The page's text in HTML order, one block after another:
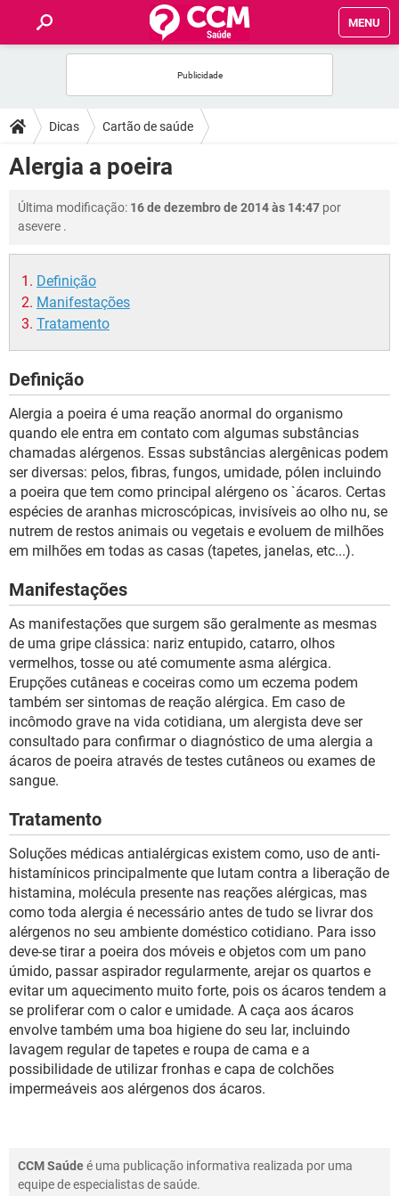
MENU
FÓRUM
SAÚDE
FAMÍLIA
NUTRIÇÃO
BEM-ESTAR
GLOSSÁRIO
Dicas Cartão de saúde
Alergia a poeira
Última modificação: 16 de dezembro de 2014 às 14:47 por
asevere .
Definição
Manifestações
Tratamento
Definição
Alergia a poeira é uma reação anormal do organismo
quando ele entra em contato com algumas substâncias
chamadas alérgenos. Essas substâncias alergênicas podem
ser diversas: pelos, fibras, fungos, umidade, pólen incluindo
a poeira que tem como principal alérgeno os `ácaros. Certas
espécies de aranhas microscópicas, invisíveis ao olho nu, se
nutrem de restos animais ou vegetais e evoluem de milhões
em milhões em todas as casas (tapetes, janelas, etc...).
Manifestações
As manifestações que surgem são geralmente as mesmas
de uma gripe clássica: nariz entupido, catarro, olhos
vermelhos, tosse ou até comumente asma alérgica.
Erupções cutâneas e coceiras como um eczema podem
também ser sintomas de reação alérgica. Em caso de
incômodo grave na vida cotidiana, um alergista deve ser
consultado para confirmar o diagnóstico de uma alergia a
ácaros de poeira através de testes cutâneos ou exames de
sangue.
Tratamento
Soluções médicas antialérgicas existem como, uso de anti-
histamínicos principalmente que lutam contra a liberação de
histamina, molécula presente nas reações alérgicas, mas
como toda alergia é necessário antes de tudo se livrar dos
alérgenos no seu ambiente doméstico cotidiano. Para isso
deve-se tirar a poeira dos móveis e objetos com um pano
úmido, passar aspirador regularmente, arejar os quartos e
evitar um aquecimento muito forte, pois os ácaros tendem a
se proliferar com o calor e umidade. A caça aos ácaros
envolve também uma boa higiene do seu lar, incluindo
lavagem regular de tapetes e roupa de cama e a
possibilidade de utilizar fronhas e capa de colchões
impermeáveis aos alérgenos dos ácaros.
CCM Saúdeé uma publicação informativa realizada por uma
equipe de especialistas de saúde.